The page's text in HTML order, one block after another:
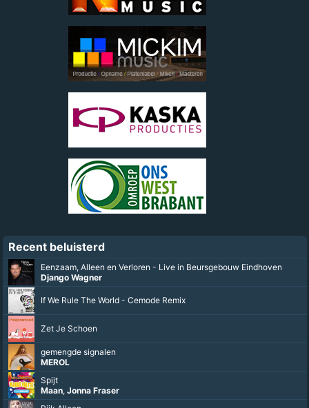
Recent beluisterd
Eenzaam, Alleen en Verloren - Live in Beursgebouw Eindhoven
Django Wagner
If We Rule The World - Cemode Remix
Zet Je Schoen
gemengde signalen
MEROL
Spijt
Maan, Jonna Fraser